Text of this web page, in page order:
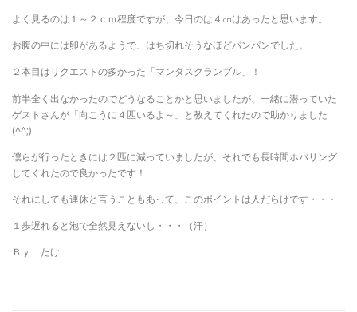
よく見るのは１～２ｃｍ程度ですが、今日のは４㎝はあったと思います。
お腹の中には卵があるようで、はち切れそうなほどパンパンでした。
２本目はリクエストの多かった「マンタスクランブル」！
前半全く出なかったのでどうなることかと思いましたが、一緒に潜っていた
ゲストさんが「向こうに４匹いるよ～」と教えてくれたので助かりました
(^^;)
僕らが行ったときには２匹に減っていましたが、それでも長時間ホバリング
してくれたので良かったです！
それにしても連休と言うこともあって、このポイントは人だらけです・・・
１歩遅れると泡で全然見えないし・・・（汗）
Ｂｙ たけ